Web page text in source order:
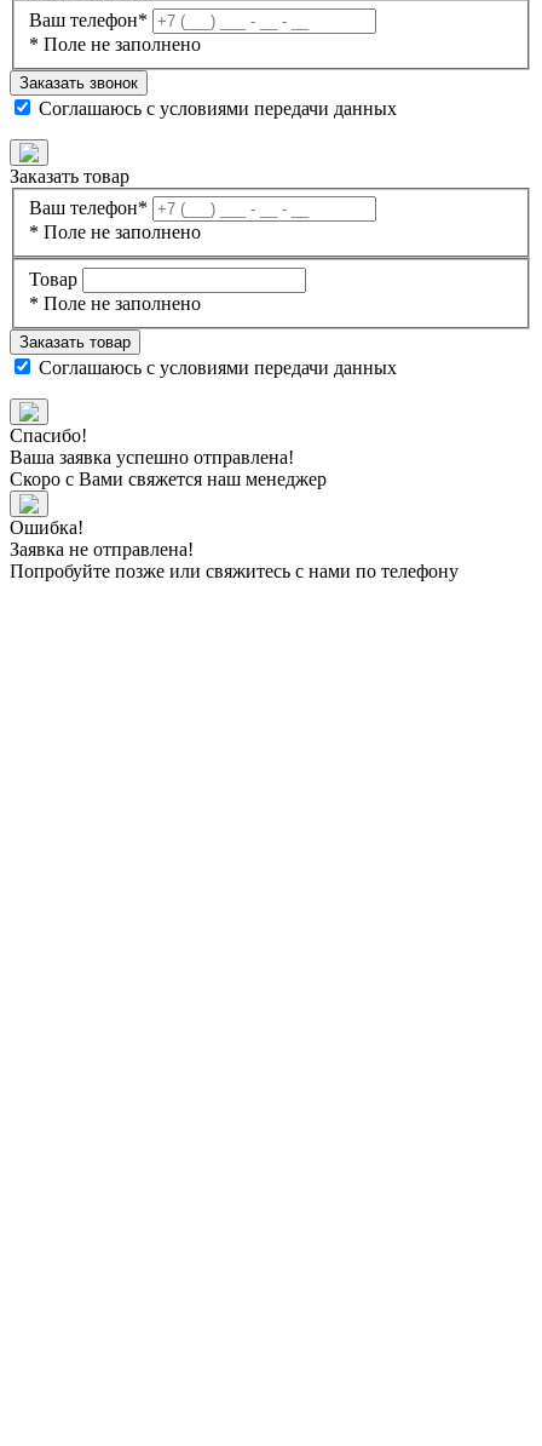
Ваш телефон*
* Поле не заполнено
Заказать звонок
Соглашаюсь с условиями передачи данных
Заказать товар
Ваш телефон*
* Поле не заполнено
Товар
* Поле не заполнено
Заказать товар
Соглашаюсь с условиями передачи данных
Спасибо!
Ваша заявка успешно отправлена!
Скоро с Вами свяжется наш менеджер
Ошибка!
Заявка не отправлена!
Попробуйте позже или свяжитесь с нами по телефону